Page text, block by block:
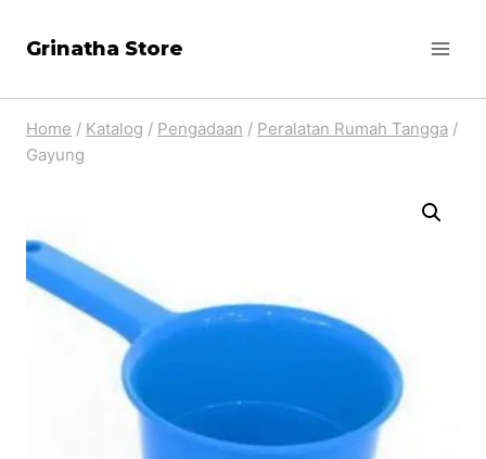
Grinatha Store
Home / Katalog / Pengadaan / Peralatan Rumah Tangga /
Gayung